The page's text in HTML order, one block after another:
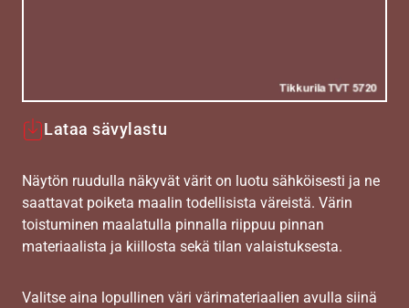
Lataa sävylastu
Näytön ruudulla näkyvät värit on luotu sähköisesti ja ne
saattavat poiketa maalin todellisista väreistä. Värin
toistuminen maalatulla pinnalla riippuu pinnan
materiaalista ja kiillosta sekä tilan valaistuksesta.
Valitse aina lopullinen väri värimateriaalien avulla siinä